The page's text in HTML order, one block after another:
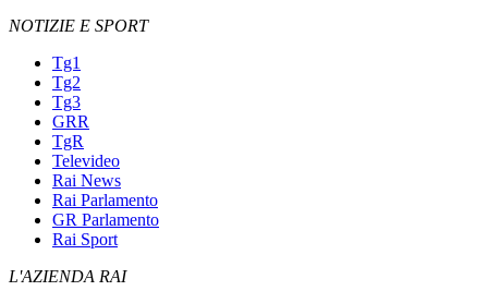
NOTIZIE E SPORT
Tg1
Tg2
Tg3
GRR
TgR
Televideo
Rai News
Rai Parlamento
GR Parlamento
Rai Sport
L'AZIENDA RAI